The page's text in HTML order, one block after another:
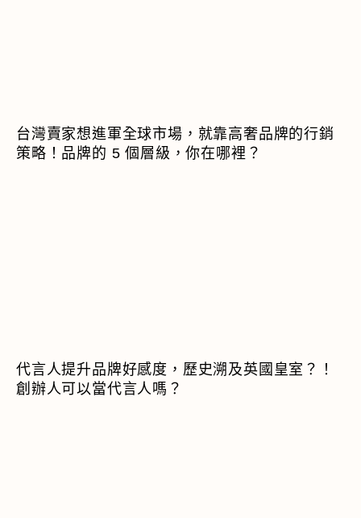
台灣賣家想進軍全球市場，就靠高奢品牌的行銷
策略！品牌的 5 個層級，你在哪裡？
代言人提升品牌好感度，歷史溯及英國皇室？！
創辦人可以當代言人嗎？